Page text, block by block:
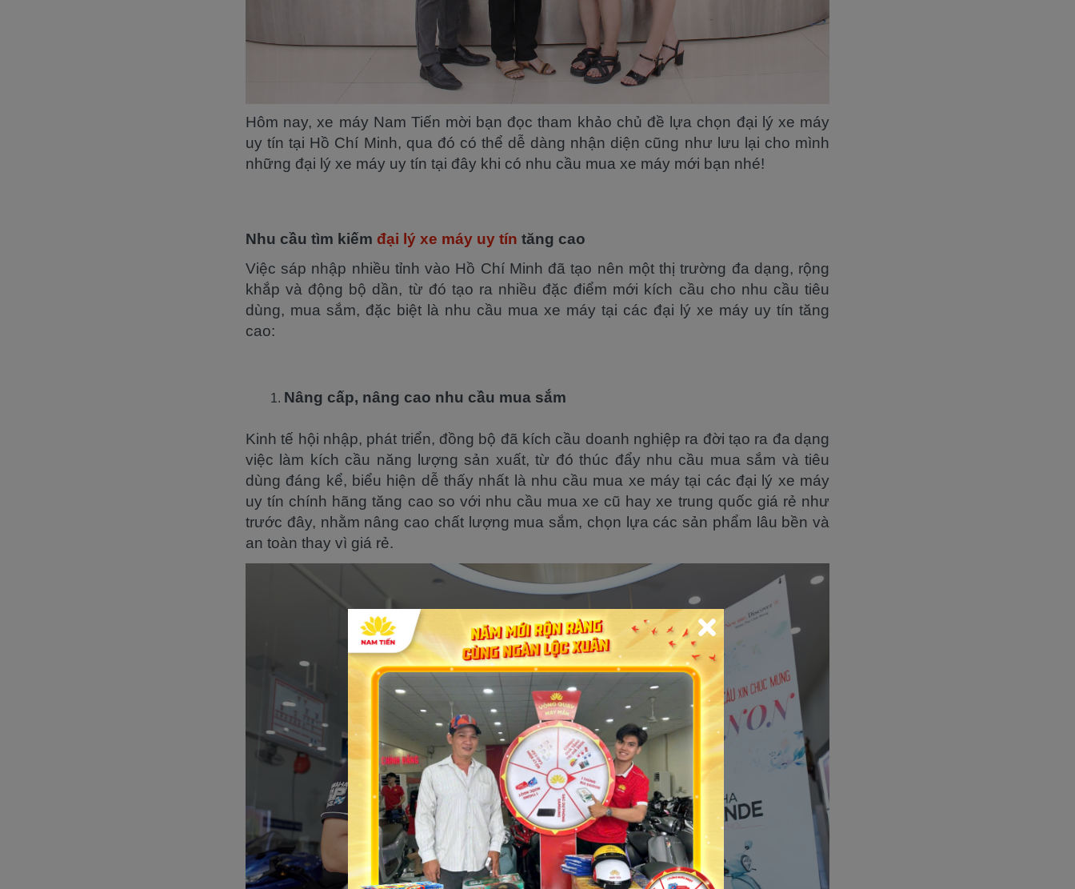
Hôm nay, xe máy Nam Tiến mời bạn đọc tham khảo chủ đề lựa chọn đại lý xe máy
uy tín tại Hồ Chí Minh, qua đó có thể dễ dàng nhận diện cũng như lưu lại cho mình
những đại lý xe máy uy tín tại đây khi có nhu cầu mua xe máy mới bạn nhé!
Nhu cầu tìm kiếm đại lý xe máy uy tín tăng cao
Việc sáp nhập nhiều tỉnh vào Hồ Chí Minh đã tạo nên một thị trường đa dạng, rộng
khắp và động bộ dần, từ đó tạo ra nhiều đặc điểm mới kích cầu cho nhu cầu tiêu
dùng, mua sắm, đặc biệt là nhu cầu mua xe máy tại các đại lý xe máy uy tín tăng
cao:
Nâng cấp, nâng cao nhu cầu mua sắm
Kinh tế hội nhập, phát triển, đồng bộ đã kích cầu doanh nghiệp ra đời tạo ra đa dạng
việc làm kích cầu năng lượng sản xuất, từ đó thúc đẩy nhu cầu mua sắm và tiêu
dùng đáng kể, biểu hiện dễ thấy nhất là nhu cầu mua xe máy tại các đại lý xe máy
uy tín chính hãng tăng cao so với nhu cầu mua xe cũ hay xe trung quốc giá rẻ như
trước đây, nhằm nâng cao chất lượng mua sắm, chọn lựa các sản phẩm lâu bền và
an toàn thay vì giá rẻ.